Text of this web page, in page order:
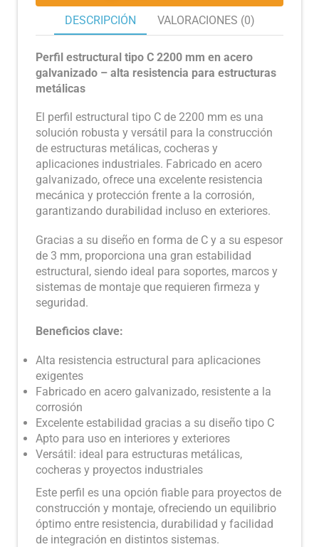
DESCRIPCIÓN VALORACIONES (0)
Perfil estructural tipo C 2200 mm en acero
galvanizado – alta resistencia para estructuras
metálicas
El perfil estructural tipo C de 2200 mm es una
solución robusta y versátil para la construcción
de estructuras metálicas, cocheras y
aplicaciones industriales. Fabricado en acero
galvanizado, ofrece una excelente resistencia
mecánica y protección frente a la corrosión,
garantizando durabilidad incluso en exteriores.
Gracias a su diseño en forma de C y a su espesor
de 3 mm, proporciona una gran estabilidad
estructural, siendo ideal para soportes, marcos y
sistemas de montaje que requieren firmeza y
seguridad.
Beneficios clave:
Alta resistencia estructural para aplicaciones
exigentes
Fabricado en acero galvanizado, resistente a la
corrosión
Excelente estabilidad gracias a su diseño tipo C
Apto para uso en interiores y exteriores
Versátil: ideal para estructuras metálicas,
cocheras y proyectos industriales
Este perfil es una opción fiable para proyectos de
construcción y montaje, ofreciendo un equilibrio
óptimo entre resistencia, durabilidad y facilidad
de integración en distintos sistemas.